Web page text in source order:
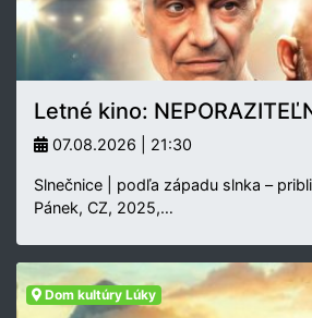
Letné kino:
07.08.2026 | 21:30
Slnečnice | podľa západu slnka –
Pánek, CZ, 2025,…
Dom kultúry Lúky